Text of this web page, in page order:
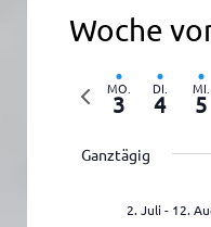
Woche
Vorherige
Woche
MO.
3
DI.
4
MI.
5
Ganztägig
2. Juli - 12.